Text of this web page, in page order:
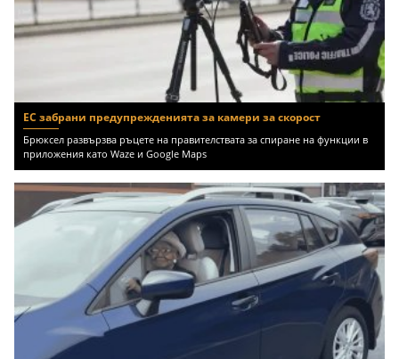
ЕС забрани предупрежденията за камери за скорост
Брюксел развързва ръцете на правителствата за спиране на функции в
приложения като Waze и Google Maps